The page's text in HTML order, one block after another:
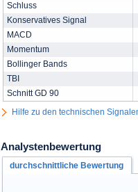
Schluss
Konservatives Signal
MACD
Momentum
Bollinger Bands
TBI
Schnitt GD 90
Hilfe zu den technischen
Analystenbewertung
durchschnittliche Bewertung